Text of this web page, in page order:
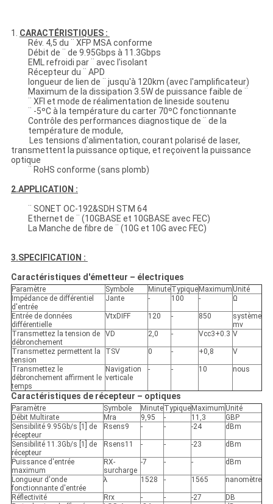
1. CARACTÉRISTIQUES :
Rév. 4,5 du ¨ XFP MSA conforme
Débit de ¨ de 9.95Gbps à 11.3Gbps
EML refroidi par ¨ avec l'isolant
Récepteur du ¨ APD
longueur de lien de ¨ jusqu'à 120km (avec l'amplificateur)
Maximum de la dissipation 3.5W de puissance faible de ¨
¨ XFI et mode de réalimentation de lineside soutenu
¨ -5ºC à la température du carter 70ºC fonctionnante
Contrôle des performances diagnostique de ¨ de la
température de module,
Les tensions d'alimentation, courant polarisé de laser,
transmettent la puissance optique, et reçoivent la puissance
optique
¨ RoHS conforme (sans plomb)
2.APPLICATION :
¨ SONET OC-192&SDH STM 64
Ethernet de ¨ (10GBASE et 10GBASE avec FEC)
La Manche de fibre de ¨ (10G et 10G avec FEC)
3.SPECIFICATION :
Caractéristiques d'émetteur – électriques
Paramètre Symbole MinuteTypique Maximum Unité
Impédance de différentiel
d'entrée
Jante - 100 - Ω
Entrée de données
différentielle
VtxDIFF 120 - 850
système
mv
Transmettez la tension de
débronchement
VD 2,0 - Vcc3+0.3 V
Transmettez permettent la
tension
TSV 0 - +0,8 V
Transmettez le
débronchement affirment le
temps
Navigation
verticale
- - 10 nous
Caractéristiques de récepteur – optiques
Paramètre Symbole MinuteTypique Maximum Unité
Débit Multirate
Mra 9,95 - 11,3
GBP
Sensibilité 9.95Gb/s [1] de
récepteur
Rsens9 - - -24 dBm
Sensibilité 11.3Gb/s [1] de
récepteur
Rsens11 - - -23 dBm
Puissance d'entrée
maximum
RX-
surcharge
-7 - - dBm
Longueur d'onde
fonctionnante d'entrée
λ 1528 - 1565 nanomètre
Réflectivité Rrx - - -27
DB